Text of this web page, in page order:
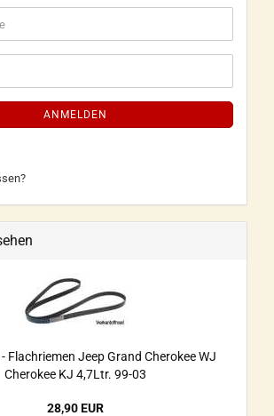
ANMELDEN
Flachriemen Jeep Grand Cherokee WJ
Cherokee KJ 4,7Ltr. 99-03
28,90 EUR